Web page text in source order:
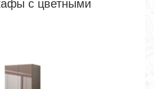
с цветными